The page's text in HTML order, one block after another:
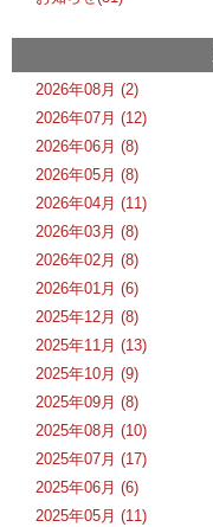
2026年08月 (2)
2026年07月 (12)
2026年06月 (8)
2026年05月 (8)
2026年04月 (11)
2026年03月 (8)
2026年02月 (8)
2026年01月 (6)
2025年12月 (8)
2025年11月 (13)
2025年10月 (9)
2025年09月 (8)
2025年08月 (10)
2025年07月 (17)
2025年06月 (6)
2025年05月 (11)